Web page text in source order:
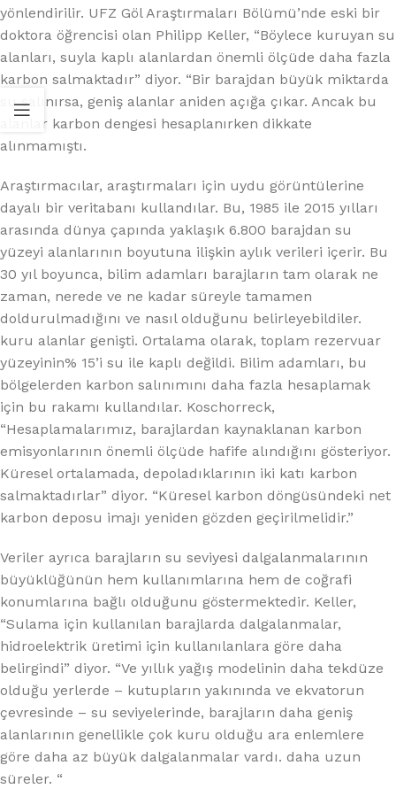
yönlendirilir. UFZ Göl Araştırmaları Bölümü’nde eski bir
doktora öğrencisi olan Philipp Keller, “Böylece kuruyan su
alanları, suyla kaplı alanlardan önemli ölçüde daha fazla
karbon salmaktadır” diyor. “Bir barajdan büyük miktarda
su salınırsa, geniş alanlar aniden açığa çıkar. Ancak bu
alanlar karbon dengesi hesaplanırken dikkate
alınmamıştı.
Araştırmacılar, araştırmaları için uydu görüntülerine
dayalı bir veritabanı kullandılar. Bu, 1985 ile 2015 yılları
arasında dünya çapında yaklaşık 6.800 barajdan su
yüzeyi alanlarının boyutuna ilişkin aylık verileri içerir. Bu
30 yıl boyunca, bilim adamları barajların tam olarak ne
zaman, nerede ve ne kadar süreyle tamamen
doldurulmadığını ve nasıl olduğunu belirleyebildiler.
kuru alanlar genişti. Ortalama olarak, toplam rezervuar
yüzeyinin% 15’i su ile kaplı değildi. Bilim adamları, bu
bölgelerden karbon salınımını daha fazla hesaplamak
için bu rakamı kullandılar. Koschorreck,
“Hesaplamalarımız, barajlardan kaynaklanan karbon
emisyonlarının önemli ölçüde hafife alındığını gösteriyor.
Küresel ortalamada, depoladıklarının iki katı karbon
salmaktadırlar” diyor. “Küresel karbon döngüsündeki net
karbon deposu imajı yeniden gözden geçirilmelidir.”
Veriler ayrıca barajların su seviyesi dalgalanmalarının
büyüklüğünün hem kullanımlarına hem de coğrafi
konumlarına bağlı olduğunu göstermektedir. Keller,
“Sulama için kullanılan barajlarda dalgalanmalar,
hidroelektrik üretimi için kullanılanlara göre daha
belirgindi” diyor. “Ve yıllık yağış modelinin daha tekdüze
olduğu yerlerde – kutupların yakınında ve ekvatorun
çevresinde – su seviyelerinde, barajların daha geniş
alanlarının genellikle çok kuru olduğu ara enlemlere
göre daha az büyük dalgalanmalar vardı. daha uzun
süreler. “